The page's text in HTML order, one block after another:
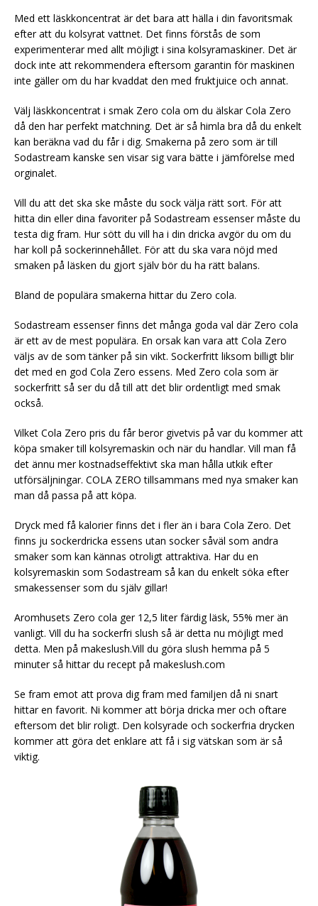
Med ett läskkoncentrat är det bara att hälla i din favoritsmak
efter att du kolsyrat vattnet. Det finns förstås de som
experimenterar med allt möjligt i sina kolsyramaskiner. Det är
dock inte att rekommendera eftersom garantin för maskinen
inte gäller om du har kvaddat den med fruktjuice och annat.
Välj läskkoncentrat i smak Zero cola om du älskar Cola Zero
då den har perfekt matchning. Det är så himla bra då du enkelt
kan beräkna vad du får i dig. Smakerna på zero som är till
Sodastream kanske sen visar sig vara bätte i jämförelse med
orginalet.
Vill du att det ska ske måste du sock välja rätt sort. För att
hitta din eller dina favoriter på Sodastream essenser måste du
testa dig fram. Hur sött du vill ha i din dricka avgör du om du
har koll på sockerinnehållet. För att du ska vara nöjd med
smaken på läsken du gjort själv bör du ha rätt balans.
Bland de populära smakerna hittar du Zero cola.
Sodastream essenser finns det många goda val där Zero cola
är ett av de mest populära. En orsak kan vara att Cola Zero
väljs av de som tänker på sin vikt. Sockerfritt liksom billigt blir
det med en god Cola Zero essens. Med Zero cola som är
sockerfritt så ser du då till att det blir ordentligt med smak
också.
Vilket Cola Zero pris du får beror givetvis på var du kommer att
köpa smaker till kolsyremaskin och när du handlar. Vill man få
det ännu mer kostnadseffektivt ska man hålla utkik efter
utförsäljningar. COLA ZERO tillsammans med nya smaker kan
man då passa på att köpa.
Dryck med få kalorier finns det i fler än i bara Cola Zero. Det
finns ju sockerdricka essens utan socker såväl som andra
smaker som kan kännas otroligt attraktiva. Har du en
kolsyremaskin som Sodastream så kan du enkelt söka efter
smakessenser som du själv gillar!
Aromhusets Zero cola ger 12,5 liter färdig läsk, 55% mer än
vanligt. Vill du ha sockerfri slush så är detta nu möjligt med
detta. Men på makeslush.Vill du göra slush hemma på 5
minuter så hittar du recept på makeslush.com
Se fram emot att prova dig fram med familjen då ni snart
hittar en favorit. Ni kommer att börja dricka mer och oftare
eftersom det blir roligt. Den kolsyrade och sockerfria drycken
kommer att göra det enklare att få i sig vätskan som är så
viktig.